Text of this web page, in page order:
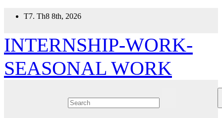
T7. Th8 8th, 2026
INTERNSHIP-WORK-
SEASONAL WORK